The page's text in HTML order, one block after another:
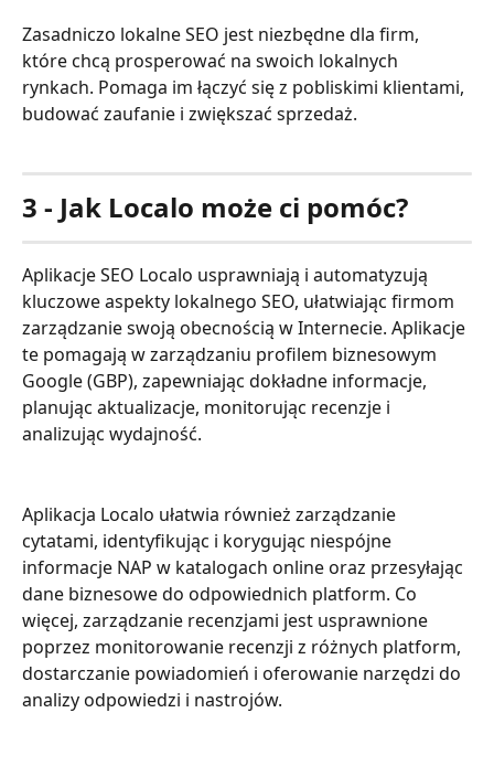
Zasadniczo lokalne SEO jest niezbędne dla firm,
które chcą prosperować na swoich lokalnych
rynkach. Pomaga im łączyć się z pobliskimi klientami,
budować zaufanie i zwiększać sprzedaż.
3 - Jak Localo może ci pomóc?
Aplikacje SEO Localo usprawniają i automatyzują
kluczowe aspekty lokalnego SEO, ułatwiając firmom
zarządzanie swoją obecnością w Internecie. Aplikacje
te pomagają w zarządzaniu profilem biznesowym
Google (GBP), zapewniając dokładne informacje,
planując aktualizacje, monitorując recenzje i
analizując wydajność.
Aplikacja Localo ułatwia również zarządzanie
cytatami, identyfikując i korygując niespójne
informacje NAP w katalogach online oraz przesyłając
dane biznesowe do odpowiednich platform. Co
więcej, zarządzanie recenzjami jest usprawnione
poprzez monitorowanie recenzji z różnych platform,
dostarczanie powiadomień i oferowanie narzędzi do
analizy odpowiedzi i nastrojów.